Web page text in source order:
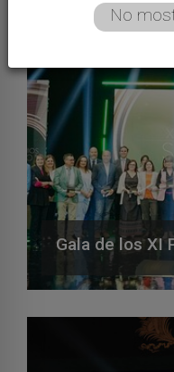
Gala de los XI
No